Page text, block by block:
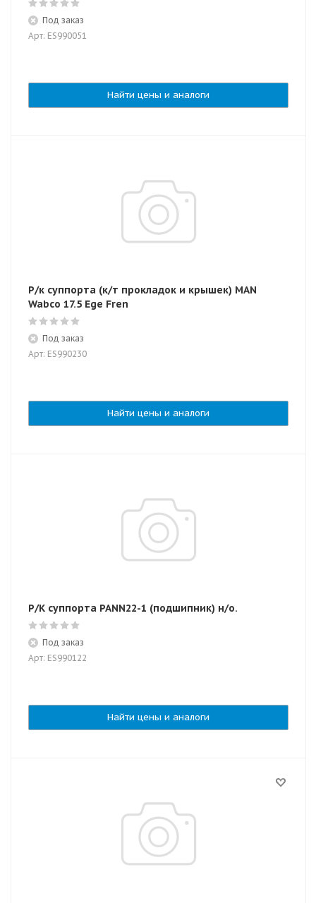
Под заказ
Арт: ES990051
Найти цены и аналоги
Р/к суппорта (к/т прокладок и крышек) MAN
Wabco 17.5 Ege Fren
Под заказ
Арт: ES990230
Найти цены и аналоги
Р/К суппорта PANN22-1 (подшипник) н/о.
Под заказ
Арт: ES990122
Найти цены и аналоги